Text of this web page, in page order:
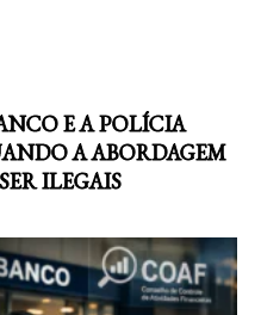
E A POLÍCIA
A ABORDAGEM
ILEGAIS